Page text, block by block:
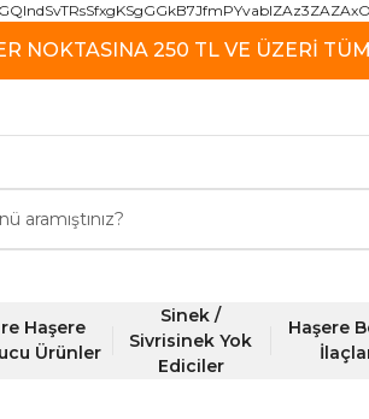
NOKTASINA 250 TL VE ÜZERİ
Haşere
Ürünler
Sinek /
Sivrisinek Yok
Ediciler
Haşere